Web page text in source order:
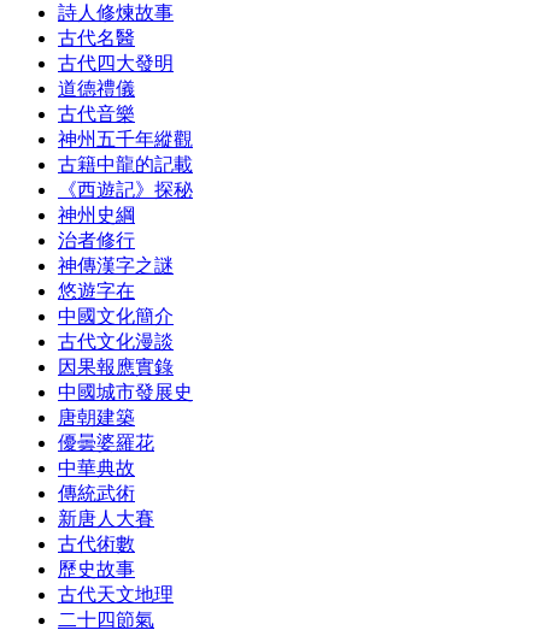
詩人修煉故事
古代名醫
古代四大發明
道德禮儀
古代音樂
神州五千年縱觀
古籍中龍的記載
《西遊記》探秘
神州史綱
治者修行
神傳漢字之謎
悠遊字在
中國文化簡介
古代文化漫談
因果報應實錄
中國城市發展史
唐朝建築
優曇婆羅花
中華典故
傳統武術
新唐人大賽
古代術數
歷史故事
古代天文地理
二十四節氣